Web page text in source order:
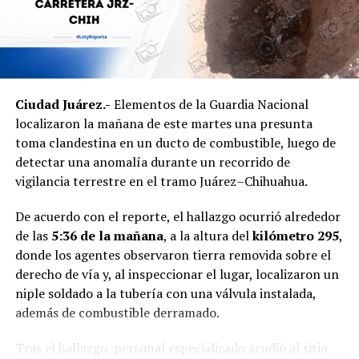
Ciudad Juárez.- Elementos de la Guardia Nacional
localizaron la mañana de este martes una presunta
toma clandestina en un ducto de combustible, luego de
detectar una anomalía durante un recorrido de
vigilancia terrestre en el tramo Juárez–Chihuahua.
De acuerdo con el reporte, el hallazgo ocurrió alrededor
de las 5:36 de la mañana, a la altura delkilómetro 295,
donde los agentes observaron tierra removida sobre el
derecho de vía y, al inspeccionar el lugar, localizaron un
niple soldado a la tubería con una válvula instalada,
además de combustible derramado.
Tras el hallazgo, personal especializado acudió al sitio